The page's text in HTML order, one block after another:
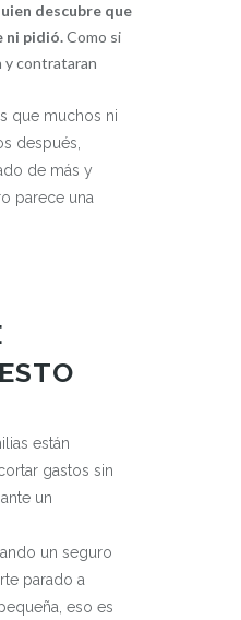
descubre que
ni pidió.Como si
y contrataran
que muchos ni
después,
de más y
parece una
están
gastos sin
un
un seguro
parado a
eso es